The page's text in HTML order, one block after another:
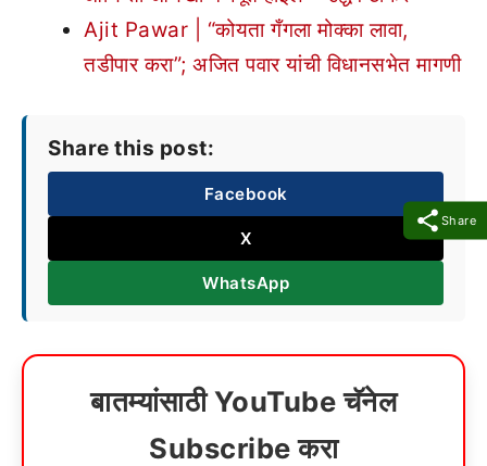
Share
Ajit Pawar | “कोयता गँगला मोक्का लावा,
तडीपार करा”; अजित पवार यांची विधानसभेत मागणी
Share this post:
Facebook
X
WhatsApp
बातम्यांसाठी YouTube चॅनेल
Subscribe करा